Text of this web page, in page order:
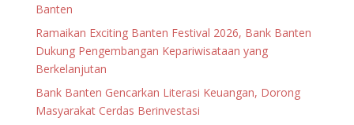
Banten
Ramaikan Exciting Banten Festival 2026, Bank Banten
Dukung Pengembangan Kepariwisataan yang
Berkelanjutan
Bank Banten Gencarkan Literasi Keuangan, Dorong
Masyarakat Cerdas Berinvestasi